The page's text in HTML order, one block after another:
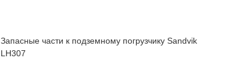
Запасные части к подземному погрузчику Sandvik
LH307